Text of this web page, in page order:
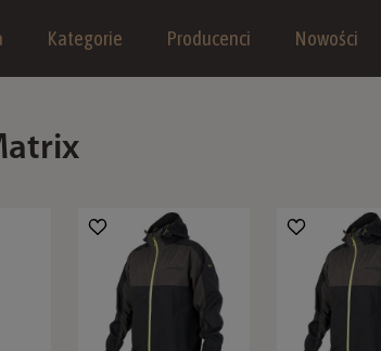
Kategorie Producenci Nowości